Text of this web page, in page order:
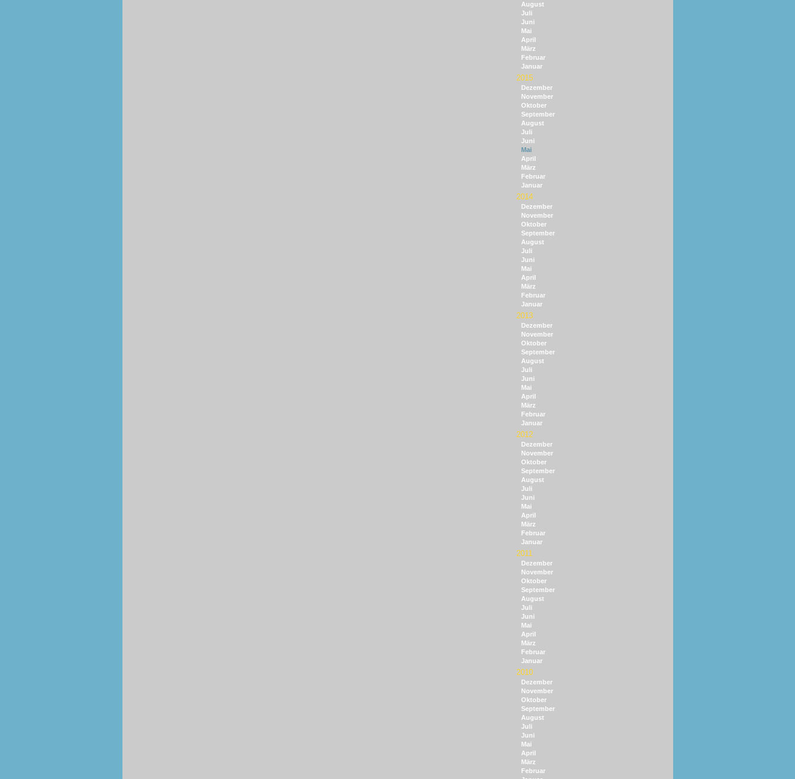
August
Juli
Juni
Mai
April
März
Februar
Januar
2015
Dezember
November
Oktober
September
August
Juli
Juni
Mai
April
März
Februar
Januar
2014
Dezember
November
Oktober
September
August
Juli
Juni
Mai
April
März
Februar
Januar
2013
Dezember
November
Oktober
September
August
Juli
Juni
Mai
April
März
Februar
Januar
2012
Dezember
November
Oktober
September
August
Juli
Juni
Mai
April
März
Februar
Januar
2011
Dezember
November
Oktober
September
August
Juli
Juni
Mai
April
März
Februar
Januar
2010
Dezember
November
Oktober
September
August
Juli
Juni
Mai
April
März
Februar